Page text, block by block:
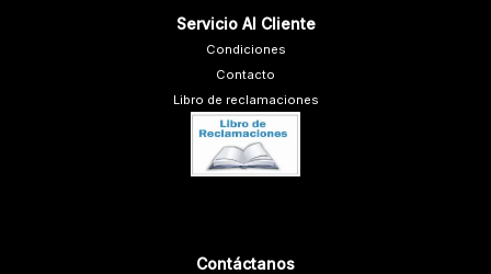
Servicio Al Cliente
Condiciones
Contacto
Libro de reclamaciones
Contáctanos